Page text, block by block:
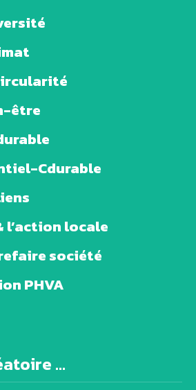
être
Cdurable
l’action locale
société
PHVA
...